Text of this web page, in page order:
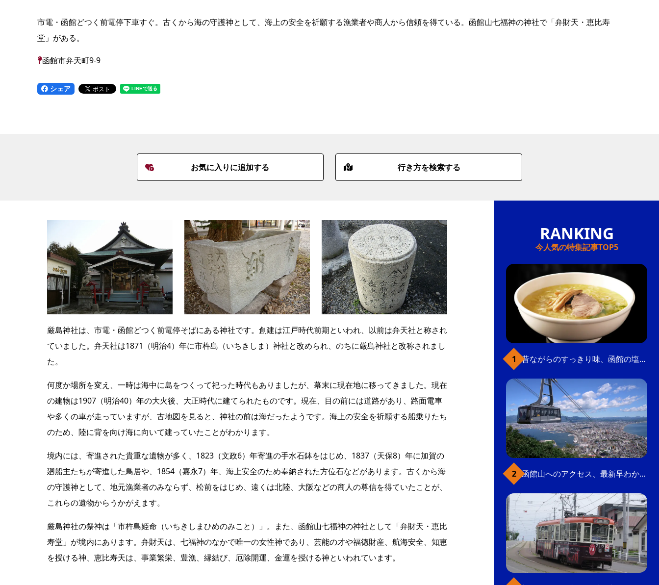
市電・函館どつく前電停下車すぐ。古くから海の守護神として、海上の安全を祈願する漁業者や商人から信頼を得ている。函館山七福神の神社で「弁財天・恵比寿
堂」がある。
函館市弁天町9-9
シェア
お気に入りに追加する 行き方を検索する
厳島神社は、市電・函館どつく前電停そばにある神社です。創建は江戸時代前期といわれ、以前は弁天社と称され
ていました。弁天社は1871（明治4）年に市杵島（いちきしま）神社と改められ、のちに厳島神社と改称されまし
た。
何度か場所を変え、一時は海中に島をつくって祀った時代もありましたが、幕末に現在地に移ってきました。現在
の建物は1907（明治40）年の大火後、大正時代に建てられたものです。現在、目の前には道路があり、路面電車
や多くの車が走っていますが、古地図を見ると、神社の前は海だったようです。海上の安全を祈願する船乗りたち
のため、陸に背を向け海に向いて建っていたことがわかります。
境内には、寄進された貴重な遺物が多く、1823（文政6）年寄進の手水石鉢をはじめ、1837（天保8）年に加賀の
廻船主たちが寄進した鳥居や、1854（嘉永7）年、海上安全のため奉納された方位石などがあります。古くから海
の守護神として、地元漁業者のみならず、松前をはじめ、遠くは北陸、大阪などの商人の尊信を得ていたことが、
これらの遺物からうかがえます。
厳島神社の祭神は「市杵島姫命（いちきしまひめのみこと）」。また、函館山七福神の神社として「弁財天・恵比
寿堂」が境内にあります。弁財天は、七福神のなかで唯一の女性神であり、芸能の才や福徳財産、航海安全、知恵
を授ける神、恵比寿天は、事業繁栄、豊漁、縁結び、厄除開運、金運を授ける神といわれています。
今人気の特集記事TOP5
昔ながらのすっきり味、函館の塩ラーメン
函館山へのアクセス、最新早わかりガイド